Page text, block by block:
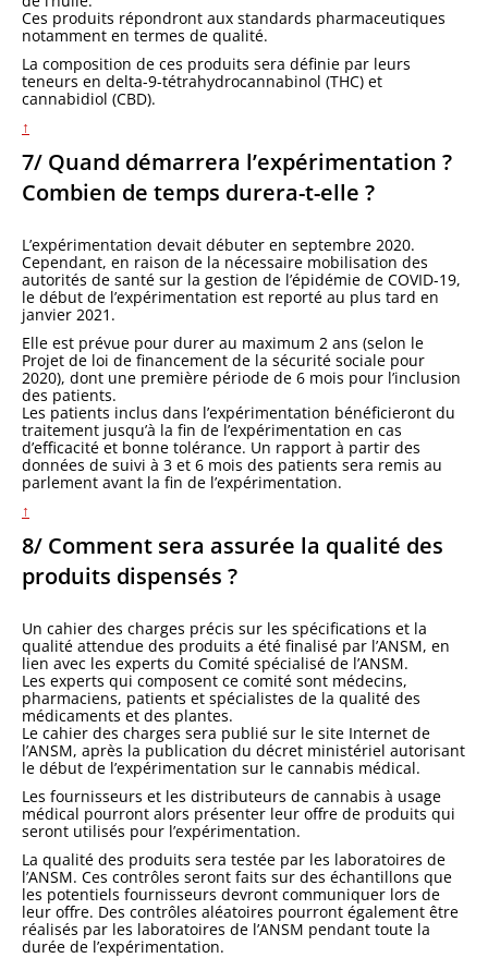
Ces produits répondront aux standards pharmaceutiques
notamment en termes de qualité.
La composition de ces produits sera définie par leurs
teneurs en delta-9-tétrahydrocannabinol (THC) et
cannabidiol (CBD).
↑
7/ Quand démarrera l’expérimentation ?
Combien de temps durera-t-elle ?
L’expérimentation devait débuter en septembre 2020.
Cependant, en raison de la nécessaire mobilisation des
autorités de santé sur la gestion de l’épidémie de COVID-19,
le début de l’expérimentation est reporté au plus tard en
janvier 2021.
Elle est prévue pour durer au maximum 2 ans (selon le
Projet de loi de financement de la sécurité sociale pour
2020), dont une première période de 6 mois pour l’inclusion
des patients.
Les patients inclus dans l’expérimentation bénéficieront du
traitement jusqu’à la fin de l’expérimentation en cas
d’efficacité et bonne tolérance. Un rapport à partir des
données de suivi à 3 et 6 mois des patients sera remis au
parlement avant la fin de l’expérimentation.
↑
8/ Comment sera assurée la qualité des
produits dispensés ?
Un cahier des charges précis sur les spécifications et la
qualité attendue des produits a été finalisé par l’ANSM, en
lien avec les experts du Comité spécialisé de l’ANSM.
Les experts qui composent ce comité sont médecins,
pharmaciens, patients et spécialistes de la qualité des
médicaments et des plantes.
Le cahier des charges sera publié sur le site Internet de
l’ANSM, après la publication du décret ministériel autorisant
le début de l’expérimentation sur le cannabis médical.
Les fournisseurs et les distributeurs de cannabis à usage
médical pourront alors présenter leur offre de produits qui
seront utilisés pour l’expérimentation.
La qualité des produits sera testée par les laboratoires de
l’ANSM. Ces contrôles seront faits sur des échantillons que
les potentiels fournisseurs devront communiquer lors de
leur offre. Des contrôles aléatoires pourront également être
réalisés par les laboratoires de l’ANSM pendant toute la
durée de l’expérimentation.